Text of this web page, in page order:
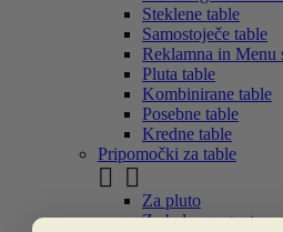
Steklene table
Samostoječe table
Reklamna in Menu
Pluta table
Kombinirane table
Posebne table
Kredne table
Pripomočki za table
 
Za pluto
Za bele, magnetne